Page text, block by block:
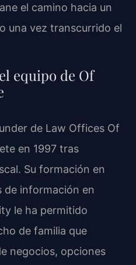
el camino hacia un
una vez transcurrido el
equipo de Of
de Law Offices Of
en 1997 tras
Su formación en
de información en
le ha permitido
de familia que
negocios, opciones